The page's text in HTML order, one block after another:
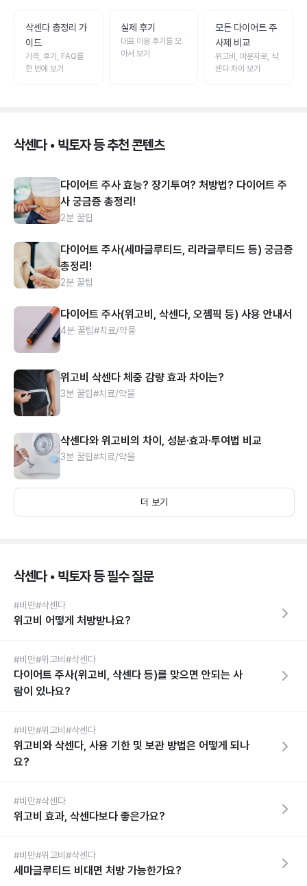
삭센다 총정리 가
이드
가격, 후기, FAQ를
한 번에 보기
실제 후기
대표 이용 후기를 모
아서 보기
모든 다이어트 주
사제 비교
위고비, 마운자로, 삭
센다 차이 보기
삭센다 • 빅토자 등 추천 콘텐츠
다이어트 주사 효능? 장기투여? 처방법? 다이어트 주
사 궁금증 총정리!
2분 꿀팁
다이어트 주사(세마글루티드, 리라글루티드 등) 궁금증
총정리!
2분 꿀팁
다이어트 주사(위고비, 삭센다, 오젬픽 등) 사용 안내서
4분 꿀팁#치료/약물
위고비 삭센다 체중 감량 효과 차이는?
3분 꿀팁#치료/약물
삭센다와 위고비의 차이, 성분·효과·투여법 비교
3분 꿀팁#치료/약물
더 보기
삭센다 • 빅토자 등 필수 질문
#비만#삭센다
위고비 어떻게 처방받나요?
#비만#위고비 #삭센다
다이어트 주사(위고비, 삭센다 등)를 맞으면 안되는 사
람이 있나요?
#비만#위고비 #삭센다
위고비와 삭센다, 사용 기한 및 보관 방법은 어떻게 되나
요?
#비만#삭센다
위고비 효과, 삭센다보다 좋은가요?
#비만#위고비 #삭센다
세마글루티드 비대면 처방 가능한가요?